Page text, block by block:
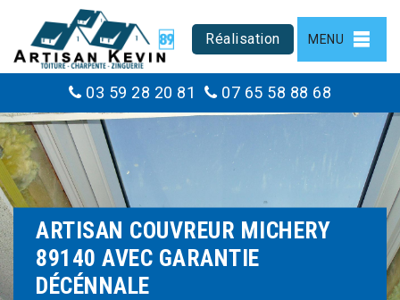
Réalisation MENU
03 59 28 20 81 07 65 58 88 68
ARTISAN COUVREUR MICHERY
89140 AVEC GARANTIE
DÉCÉNNALE